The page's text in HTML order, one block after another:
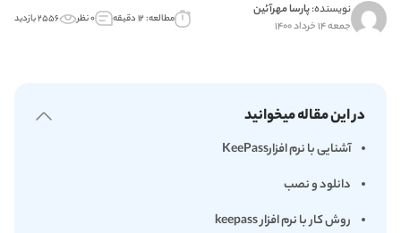
نویسنده:پارسا مهرآئین
جمعه ۱۴ خرداد ۱۴۰۰ مطالعه: ۱۲ دقیقه ۰ نظر ۲۵۵۶ بازدید
در این مقاله میخوانید
آشنایی با نرم افزارKeePass
دانلود و نصب
روش کار با نرم افزار keepass